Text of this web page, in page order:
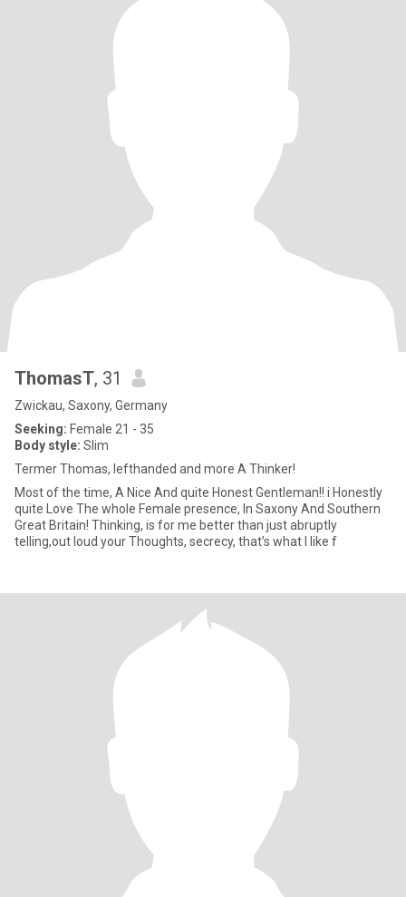
ThomasT, 31
Zwickau, Saxony, Germany
Seeking: Female 21 - 35
Body style: Slim
Termer Thomas, lefthanded and more A Thinker!
Most of the time, A Nice And quite Honest Gentleman!! i Honestly
quite Love The whole Female presence, In Saxony And Southern
Great Britain! Thinking, is for me better than just abruptly
telling,out loud your Thoughts, secrecy, that’s what I like f